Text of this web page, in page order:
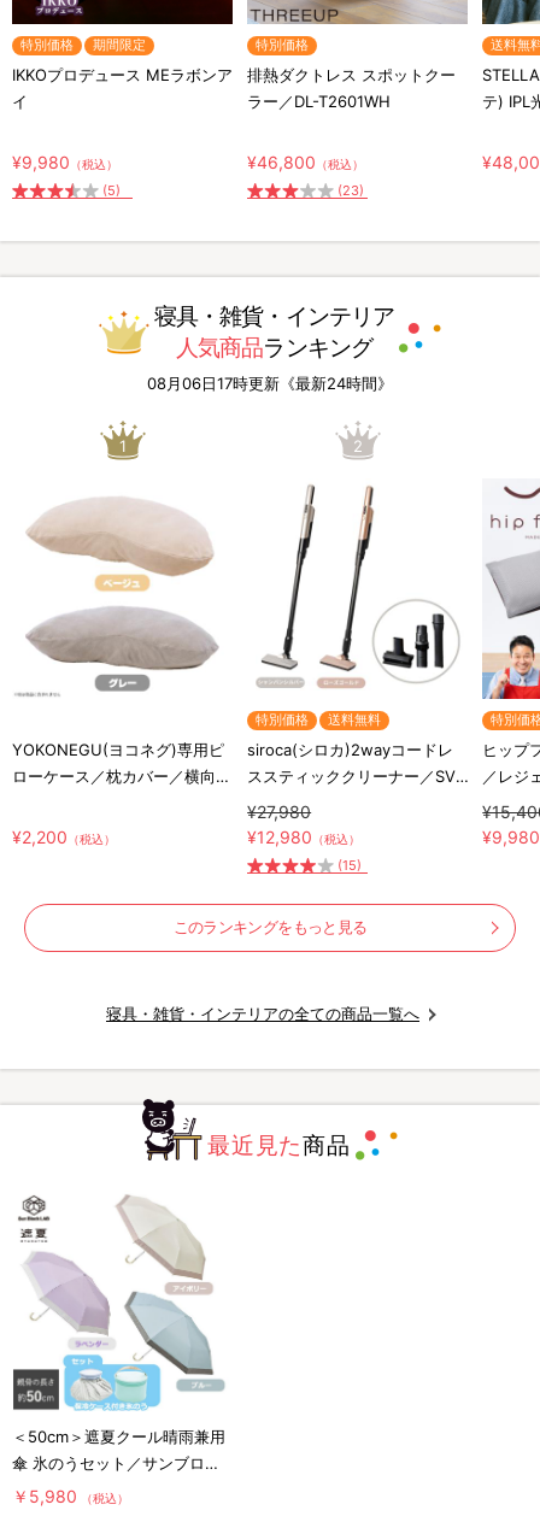
特別価格 期間限定
IKKOプロデュース MEラボンア
イ
¥9,980 （税込）
(5)
特別価格
排熱ダクトレス スポットクー
ラー／DL-T2601WH
¥46,800 （税込）
(23)
送料無
テ) IPL
寝具・雑貨・インテリア
人気商品ランキング
08月06日17時更新《最新24時間》
1
YOKONEGU(ヨコネグ)専用ピ
ローケース／枕カバー／横向き
¥2,200 （税込）
2
特別価格 送料無料
siroca(シロカ)2wayコードレ
ススティッククリーナー／SV-
S281
¥27,980
¥12,980 （税込）
(15)
特別価
ヒップ
／レジ
ッショ
¥9,980
このランキングをもっと見る
寝具・雑貨・インテリアの全ての商品一覧へ
最近見た商品
＜50cm＞遮夏クール晴雨兼用
傘 氷のうセット／サンブロッ
クラボ／3段コンパクト
￥5,980 （税込）